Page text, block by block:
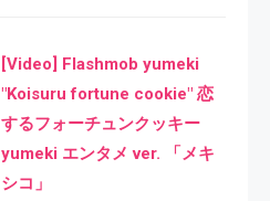
[Video] Flashmob yumeki
"Koisuru fortune cookie" 恋
するフォーチュンクッキー
yumeki エンタメ ver. 「メキ
シコ」